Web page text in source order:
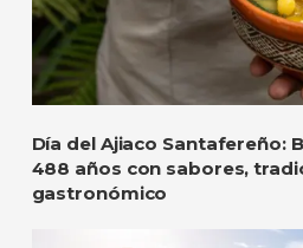
Día del Ajiaco Santafereño:
488 años con sabores,
gastronómico